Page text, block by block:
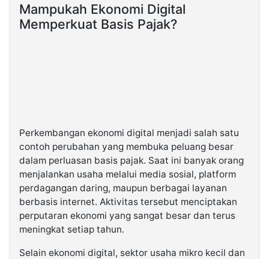
Mampukah Ekonomi Digital
Memperkuat Basis Pajak?
Perkembangan ekonomi digital menjadi salah satu
contoh perubahan yang membuka peluang besar
dalam perluasan basis pajak. Saat ini banyak orang
menjalankan usaha melalui media sosial, platform
perdagangan daring, maupun berbagai layanan
berbasis internet. Aktivitas tersebut menciptakan
perputaran ekonomi yang sangat besar dan terus
meningkat setiap tahun.
Selain ekonomi digital, sektor usaha mikro kecil dan